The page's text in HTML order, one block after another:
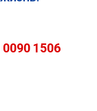
1506